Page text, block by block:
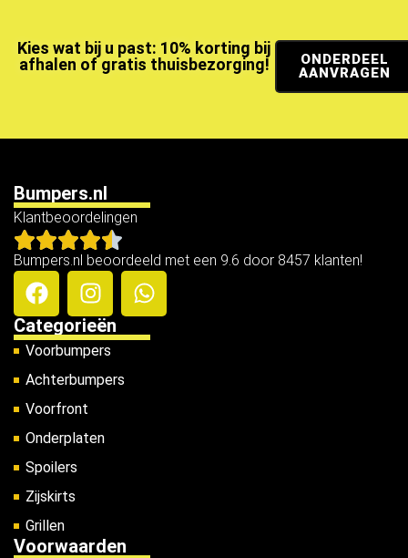
Kies wat bij u past: 10% korting bij
afhalen of gratis thuisbezorging!
ONDERDEEL
AANVRAGEN
Bumpers.nl
Klantbeoordelingen
Bumpers.nl beoordeeld met een 9.6 door 8457 klanten!
Categorieën
Voorbumpers
Achterbumpers
Voorfront
Onderplaten
Spoilers
Zijskirts
Grillen
Voorwaarden